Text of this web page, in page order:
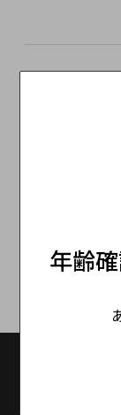
この
年齢